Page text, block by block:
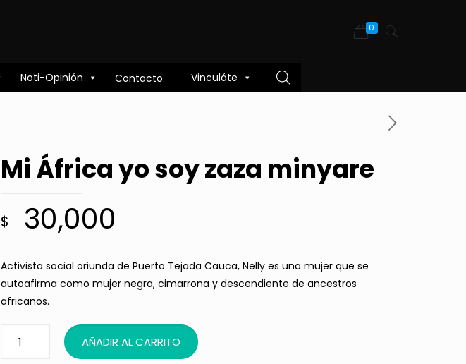
Noti-Opinión Contacto Vinculáte
0
Mi África yo soy zaza minyare
$ 30,000
Activista social oriunda de Puerto Tejada Cauca, Nelly es una mujer que se
autoafirma como mujer negra, cimarrona y descendiente de ancestros
africanos.
AÑADIR AL CARRITO